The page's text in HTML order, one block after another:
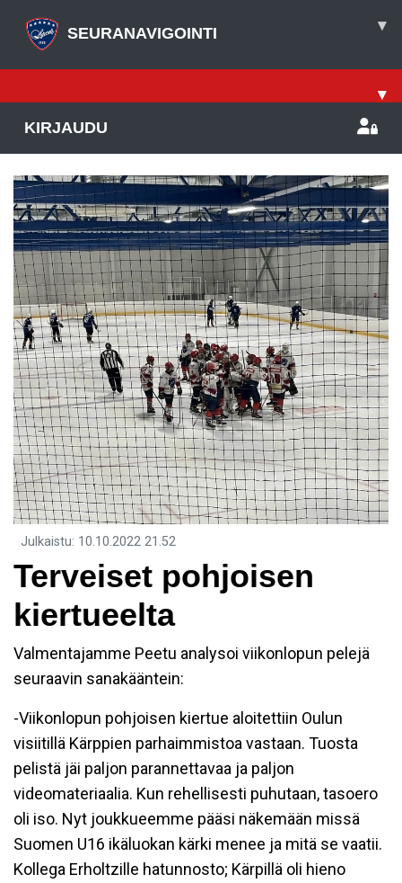
SEURANAVIGOINTI ▾
▾
KIRJAUDU
Julkaistu: 10.10.2022 21.52
Terveiset pohjoisen
kiertueelta
Valmentajamme Peetu analysoi viikonlopun pelejä
seuraavin sanakääntein:
-Viikonlopun pohjoisen kiertue aloitettiin Oulun
visiitillä Kärppien parhaimmistoa vastaan. Tuosta
pelistä jäi paljon parannettavaa ja paljon
videomateriaalia. Kun rehellisesti puhutaan, tasoero
oli iso. Nyt joukkueemme pääsi näkemään missä
Suomen U16 ikäluokan kärki menee ja mitä se vaatii.
Kollega Erholtzille hatunnosto; Kärpillä oli hieno